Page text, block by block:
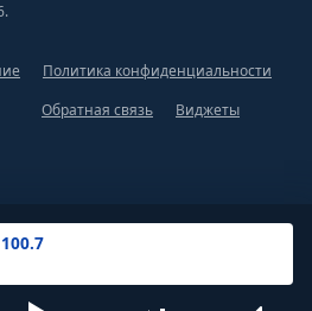
Политика конфиденциальности
Обратная связь
Виджеты